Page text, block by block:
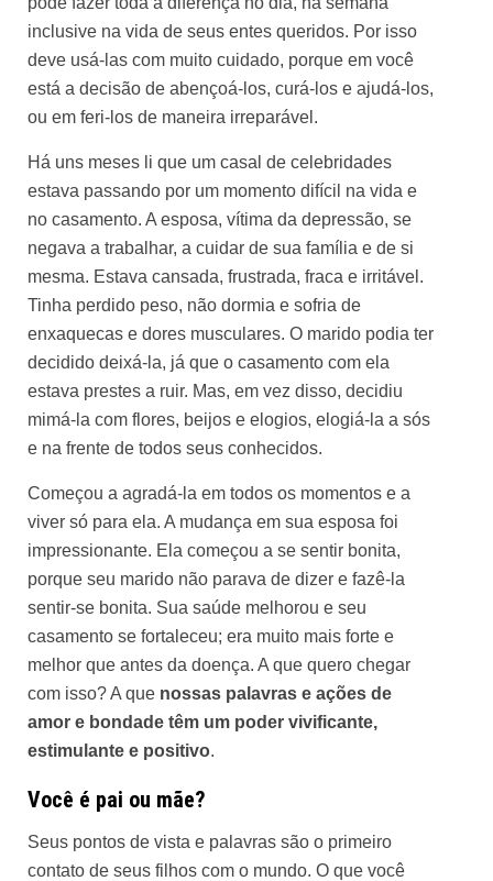
inclusive na vida de seus entes queridos. Por isso
deve usá-las com muito cuidado, porque em você
está a decisão de abençoá-los, curá-los e ajudá-los,
ou em feri-los de maneira irreparável.
Há uns meses li que um casal de celebridades
estava passando por um momento difícil na vida e
no casamento. A esposa, vítima da depressão, se
negava a trabalhar, a cuidar de sua família e de si
mesma. Estava cansada, frustrada, fraca e irritável.
Tinha perdido peso, não dormia e sofria de
enxaquecas e dores musculares. O marido podia ter
decidido deixá-la, já que o casamento com ela
estava prestes a ruir. Mas, em vez disso, decidiu
mimá-la com flores, beijos e elogios, elogiá-la a sós
e na frente de todos seus conhecidos.
Começou a agradá-la em todos os momentos e a
viver só para ela. A mudança em sua esposa foi
impressionante. Ela começou a se sentir bonita,
porque seu marido não parava de dizer e fazê-la
sentir-se bonita. Sua saúde melhorou e seu
casamento se fortaleceu; era muito mais forte e
melhor que antes da doença. A que quero chegar
com isso? A que nossas palavras e ações de
amor e bondade têm um poder vivificante,
estimulante e positivo.
Você é pai ou mãe?
Seus pontos de vista e palavras são o primeiro
contato de seus filhos com o mundo. O que você